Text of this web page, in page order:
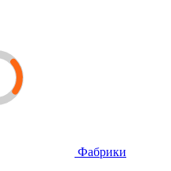
Фабрики